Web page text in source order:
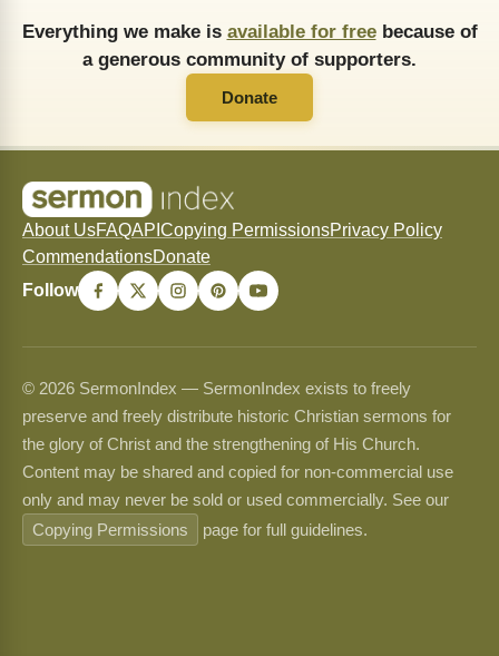
Everything we make is available for freebecause of
a generous community of supporters.
Donate
About UsFAQAPI Copying PermissionsPrivacy Policy
CommendationsDonate
Follow
© 2026 SermonIndex — SermonIndex exists to freely
preserve and freely distribute historic Christian sermons for
the glory of Christ and the strengthening of His Church.
Content may be shared and copied for non-commercial use
only and may never be sold or used commercially. See our
Copying Permissions
page for full guidelines.